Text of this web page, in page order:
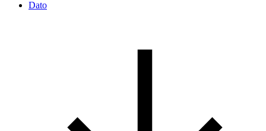
Dato